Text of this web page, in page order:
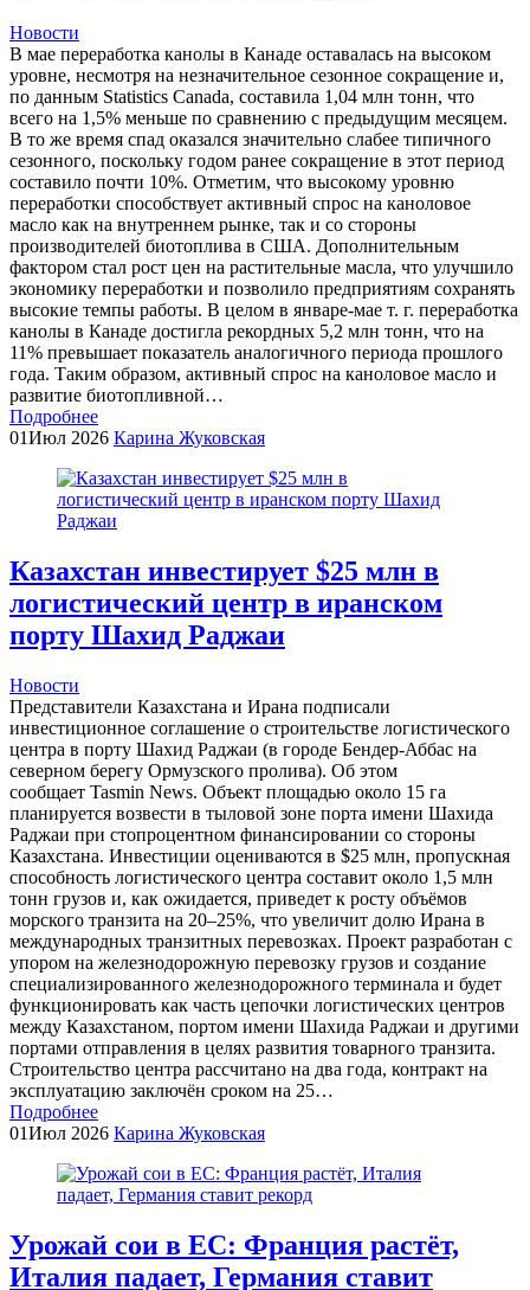
Новости
В мае переработка канолы в Канаде оставалась на высоком
уровне, несмотря на незначительное сезонное сокращение и,
по данным Statistics Canada, составила 1,04 млн тонн, что
всего на 1,5% меньше по сравнению с предыдущим месяцем.
В то же время спад оказался значительно слабее типичного
сезонного, поскольку годом ранее сокращение в этот период
составило почти 10%. Отметим, что высокому уровню
переработки способствует активный спрос на каноловое
масло как на внутреннем рынке, так и со стороны
производителей биотоплива в США. Дополнительным
фактором стал рост цен на растительные масла, что улучшило
экономику переработки и позволило предприятиям сохранять
высокие темпы работы. В целом в январе-мае т. г. переработка
канолы в Канаде достигла рекордных 5,2 млн тонн, что на
11% превышает показатель аналогичного периода прошлого
года. Таким образом, активный спрос на каноловое масло и
развитие биотопливной…
Подробнее
01Июл 2026 Карина Жуковская
Казахстан инвестирует $25 млн в
логистический центр в иранском
порту Шахид Раджаи
Новости
Представители Казахстана и Ирана подписали
инвестиционное соглашение о строительстве логистического
центра в порту Шахид Раджаи (в городе Бендер-Аббас на
северном берегу Ормузского пролива). Об этом
сообщает Tasmin News. Объект площадью около 15 га
планируется возвести в тыловой зоне порта имени Шахида
Pаджаи при стопроцентном финансировании со стороны
Казахстана. Инвестиции оцениваются в $25 млн, пропускная
способность логистического центра составит около 1,5 млн
тонн грузов и, как ожидается, приведет к росту объёмов
морского транзита на 20–25%, что увеличит долю Ирана в
международных транзитных перевозках. Проект разработан с
упором на железнодорожную перевозку грузов и создание
специализированного железнодорожного терминала и будет
функционировать как часть цепочки логистических центров
между Казахстаном, портом имени Шахида Pаджаи и другими
портами отправления в целях развития товарного транзита.
Строительство центра рассчитано на два года, контракт на
эксплуатацию заключён сроком на 25…
Подробнее
01Июл 2026 Карина Жуковская
Урожай сои в ЕС: Франция растёт,
Италия падает, Германия ставит